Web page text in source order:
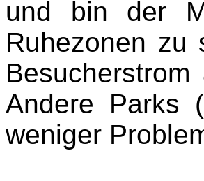
und bin der
Ruhezonen zu
Andere Parks
weniger